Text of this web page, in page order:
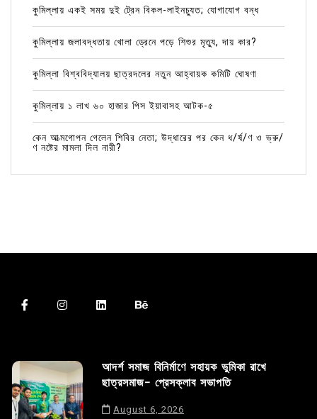
কুমিল্লায় একই সময় দুই ট্রেন বিকল-লাইনচ্যুত; যোগাযোগ বন্ধ
কুমিল্লায় জলাবদ্ধতায় খোলা ড্রেনে পড়ে শিশুর মৃত্যু, দায় কার?
কুমিল্লা বিশ্ববিদ্যালয় ছাত্রদলের নতুন আহ্বায়ক কমিটি ঘোষণা
কুমিল্লায় ১ লাখ ৬০ হাজার পিস ইয়াবাসহ আটক-৫
কেন আত্মগোপন গেলেন শিবির নেতা; উদ্ধারের পর কেন ধ/র্ষ/ণ ও ভ্রু/
ণ নষ্টের মামলা দিল নারী?
আদর্শ সমাজ বিনির্মাণে সহায়ক ভুমিকা রাখে
ছাত্রসমাজ- প্রেসক্লাব সভাপতি
August 6, 2026